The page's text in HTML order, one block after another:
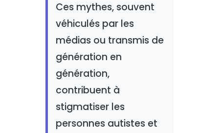
Ces mythes, souvent
véhiculés par les
médias ou transmis de
génération en
génération,
contribuent à
stigmatiser les
personnes autistes et